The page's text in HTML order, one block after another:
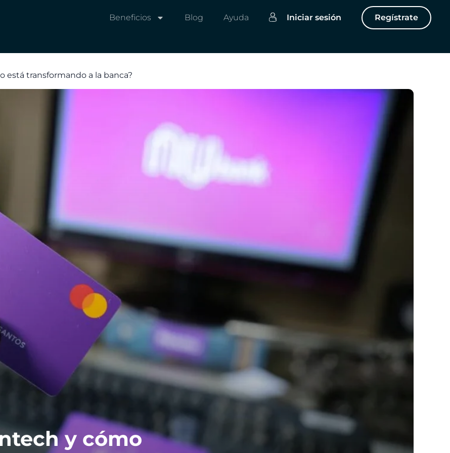
Beneficios Blog Ayuda Iniciar sesión Regístrate
está transformando a la banca?
y cómo